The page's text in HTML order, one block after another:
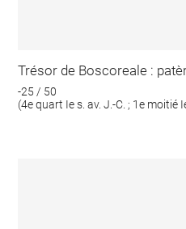
Trésor de Boscoreale :
-25 / 50
(4e quart Ie s. av. J.-C. ; 1e moitié